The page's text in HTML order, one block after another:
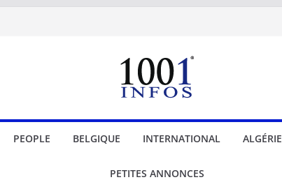
PEOPLE BELGIQUE INTERNATIONAL ALGÉRIE
PETITES ANNONCES